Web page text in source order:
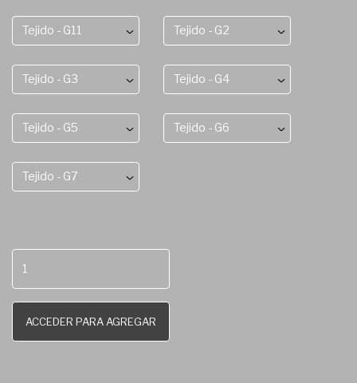
Tejido - G11 Tejido - G2
Tejido - G3 Tejido - G4
Tejido - G5 Tejido - G6
Tejido - G7
ACCEDER PARA AGREGAR